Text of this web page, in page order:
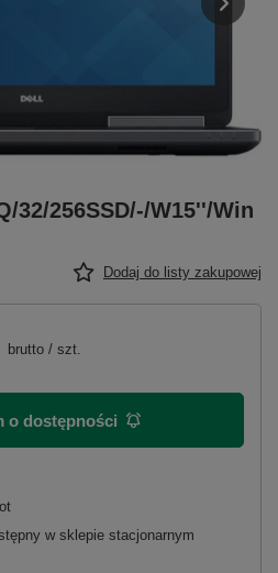
32/256SSD/-/W15''/Win
Dodaj do listy zakupowej
brutto / szt.
o dostępności
w sklepie stacjonarnym